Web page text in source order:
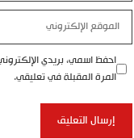
الموقع
الإلكتروني
احفظ اسمي، بريدي
المرة المقبلة في تعليقي.